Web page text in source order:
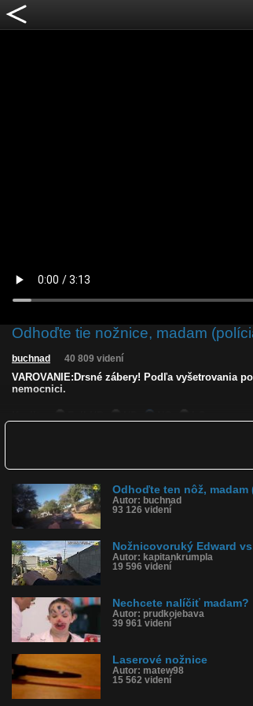
Odhoďte tie nožnice, madam
buchnad 40 809 videní
VAROVANIE:Drsné zábery! Podľa vyšetrovania
nemocnici.
Komentárov: 215
Kategória: šokujúce
Tagy: zastrelil ženu, polícia, policajný zásah,
História sledovanosti videa:
Odhoďte ten nôž, madam
Autor: buchnad
93 126 videní
Nožnicovoruký Edward
Autor: kapitankrumpla
19 596 videní
Nechcete nalíčiť madam?
Autor: prudkojebava
39 961 videní
Laserové nožnice
Autor: matew98
15 562 videní